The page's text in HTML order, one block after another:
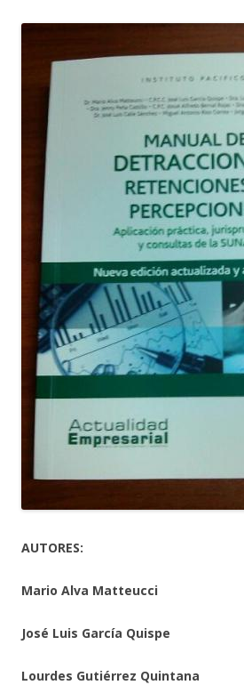
AUTORES:
Mario Alva Matteucci
José Luis García Quispe
Lourdes Gutiérrez Quintana